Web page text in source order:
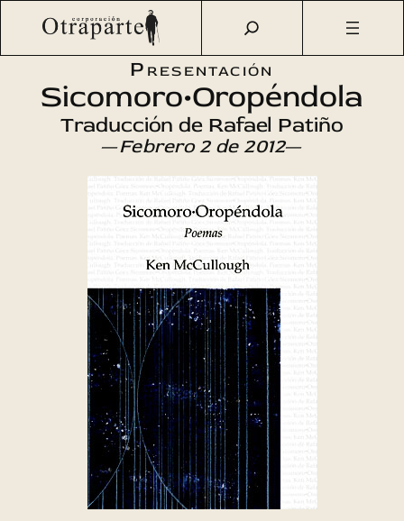
Saltar
Otraparte.org/ Agenda Cultural/
Sicomoro•Oropéndola
Presentación
Sicomoro•Oropéndola
Traducción de Rafael Patiño
—Febrero 2 de 2012—